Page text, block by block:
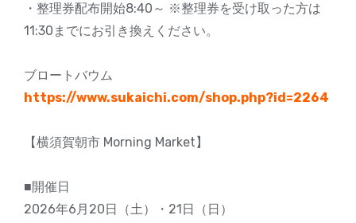
・整理券配布開始8:40～ ※整理券を受け取った方は
11:30までにお引き換えください。
ブロートバウム
https://www.sukaichi.com/shop.php?id=2264
【横須賀朝市 Morning Market】
■開催日
2026年6月20日（土）・21日（日）